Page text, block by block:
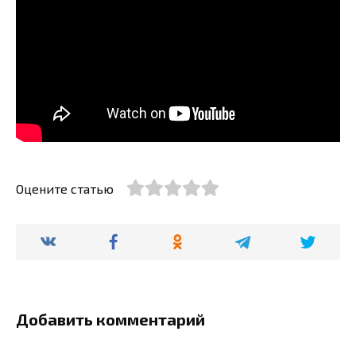
Оцените статью
Добавить комментарий